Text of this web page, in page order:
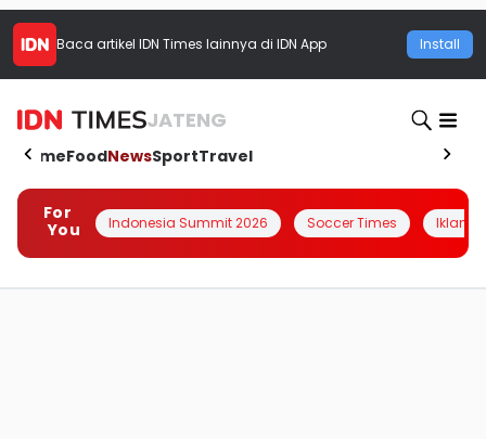
Baca artikel IDN Times lainnya di IDN App Install
JATENG
HomeFoodNewsSportTravel
For
You
Indonesia Summit 2026 Soccer Times Iklanin